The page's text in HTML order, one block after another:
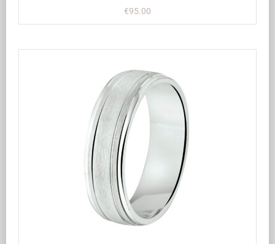
€95.00